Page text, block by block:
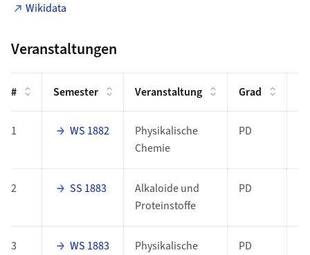
Wikidata
Veranstaltungen
# Semester Veranstaltung Grad
1 WS 1882
Physikalische
Chemie
PD
2 SS 1883
Alkaloide und
Proteinstoffe
PD
3 WS 1883
Physikalische
PD